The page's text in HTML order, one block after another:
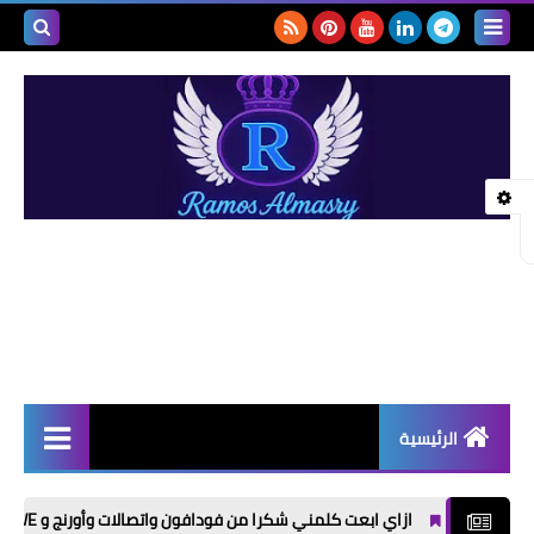
بحث
الرئيسية
ازاي ابعت كلمني شكرا من فودافون واتصالات وأورنج و WE؟ كل الأكواد في مكان واحد